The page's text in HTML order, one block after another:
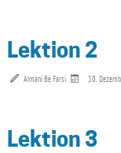
Lektion 2
Almani Be Farsi 30.
Lektion 3